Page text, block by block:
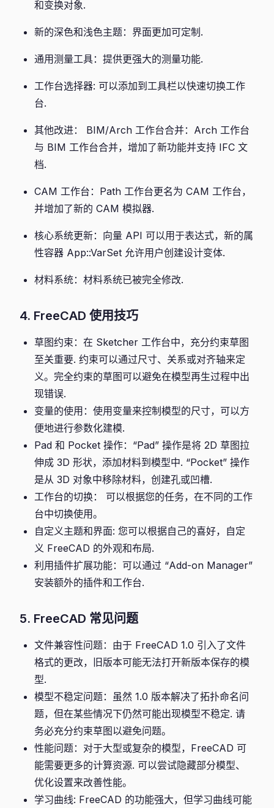
和变换对象.
新的深色和浅色主题：界面更加可定制.
通用测量工具：提供更强大的测量功能.
工作台选择器: 可以添加到工具栏以快速切换工作
台.
其他改进： BIM/Arch 工作台合并：Arch 工作台
与 BIM 工作台合并，增加了新功能并支持 IFC 文
档.
CAM 工作台：Path 工作台更名为 CAM 工作台，
并增加了新的 CAM 模拟器.
核心系统更新：向量 API 可以用于表达式，新的属
性容器 App::VarSet 允许用户创建设计变体.
材料系统：材料系统已被完全修改.
4. FreeCAD 使用技巧
草图约束：在 Sketcher 工作台中，充分约束草图
至关重要. 约束可以通过尺寸、关系或对齐轴来定
义。完全约束的草图可以避免在模型再生过程中出
现错误.
变量的使用：使用变量来控制模型的尺寸，可以方
便地进行参数化建模.
Pad 和 Pocket 操作：“Pad” 操作是将 2D 草图拉
伸成 3D 形状，添加材料到模型中. “Pocket” 操作
是从 3D 对象中移除材料，创建孔或凹槽.
工作台的切换： 可以根据您的任务，在不同的工作
台中切换使用。
自定义主题和界面: 您可以根据自己的喜好，自定
义 FreeCAD 的外观和布局.
利用插件扩展功能：可以通过 “Add-on Manager”
安装额外的插件和工作台.
5. FreeCAD 常见问题
文件兼容性问题：由于 FreeCAD 1.0 引入了文件
格式的更改，旧版本可能无法打开新版本保存的模
型.
模型不稳定问题：虽然 1.0 版本解决了拓扑命名问
题，但在某些情况下仍然可能出现模型不稳定. 请
务必充分约束草图以避免问题。
性能问题：对于大型或复杂的模型，FreeCAD 可
能需要更多的计算资源. 可以尝试隐藏部分模型、
优化设置来改善性能。
学习曲线: FreeCAD 的功能强大，但学习曲线可能